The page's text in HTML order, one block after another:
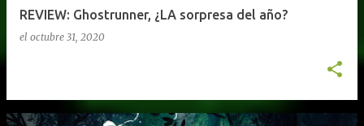
REVIEW: Ghostrunner, ¿LA sorpresa del año?
el octubre 31, 2020